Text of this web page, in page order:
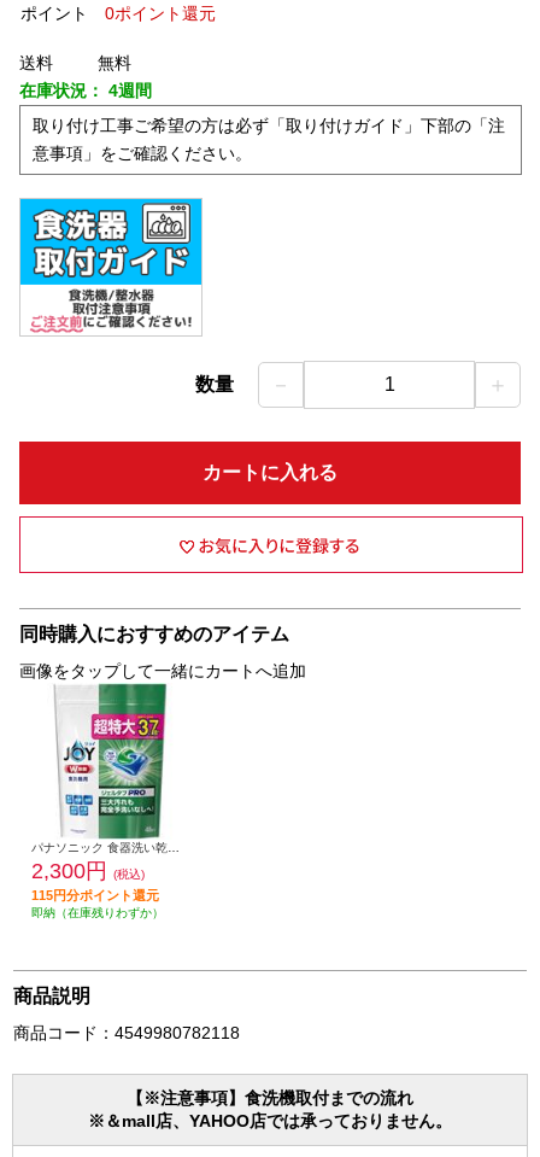
ポイント
0ポイント還元
送料
無料
在庫状況： 4週間
取り付け工事ご希望の方は必ず「取り付けガイド」下部の「注
意事項」をご確認ください。
数量 － 1 ＋
カートに入れる
同時購入におすすめのアイテム
画像をタップして一緒にカートへ追加
パナソニック 食器洗い乾燥機専用洗剤 ジョイ ジェルタブPRO N-JG48A
2,300円 (税込)
115円分ポイント還元
即納（在庫残りわずか）
商品説明
商品コード：4549980782118
【※注意事項】食洗機取付までの流れ
※＆mall店、YAHOO店では承っておりません。